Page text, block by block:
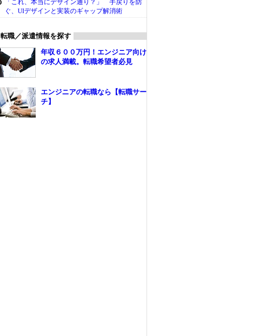
「これ、本当にデザイン通り？」 手戻りを防
ぐ、UIデザインと実装のギャップ解消術
転職／派遣情報を探す
年収６００万円！エンジニア向け
の求人満載。転職希望者必見
エンジニアの転職なら【転職サー
チ】